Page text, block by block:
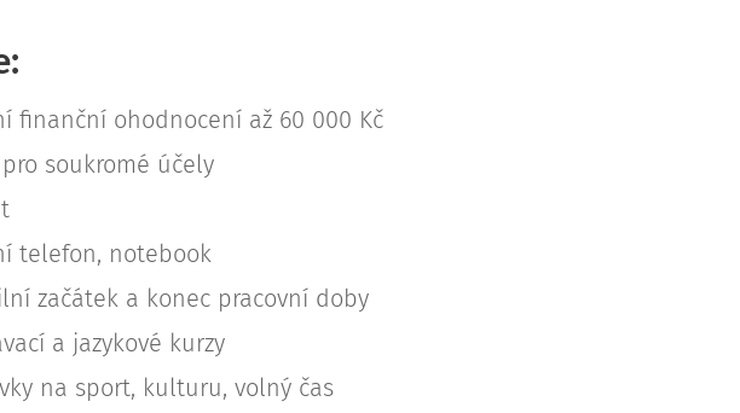
finanční ohodnocení až 60 000 Kč
soukromé účely
telefon, notebook
začátek a konec pracovní doby
a jazykové kurzy
na sport, kulturu, volný čas